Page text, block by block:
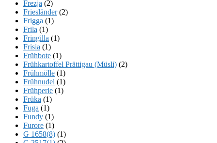
Frezja (2)
Friesländer(2)
Frigga (1)
Frila (1)
Fringilla (1)
Frisia (1)
Frühbote (1)
Frühkartoffel Prättigau (Müsli) (2)
Frühmölle (1)
Frühnudel (1)
Frühperle (1)
Früka (1)
Fuga (1)
Fundy (1)
Furore (1)
G 1658(8) (1)